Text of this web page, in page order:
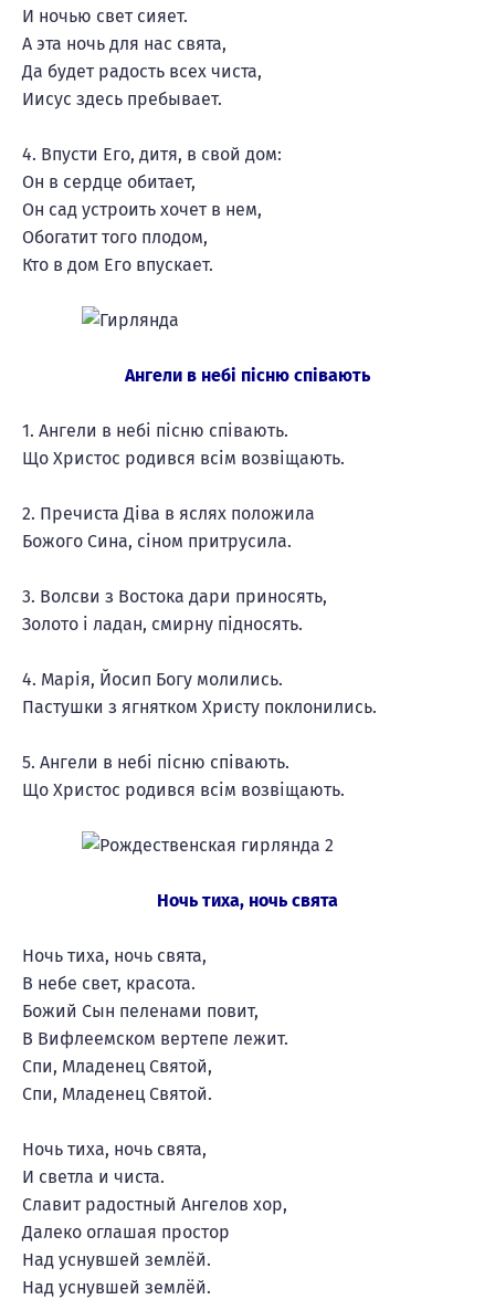
И ночью свет сияет.
А эта ночь для нас свята,
Да будет радость всех чиста,
Иисус здесь пребывает.
4. Впусти Его, дитя, в свой дом:
Он в сердце обитает,
Он сад устроить хочет в нем,
Обогатит того плодом,
Кто в дом Его впускает.
Ангели в небі пісню співають
1. Ангели в небі пісню співають.
Що Христос родився всім возвіщають.
2. Пречиста Діва в яслях положила
Божого Сина, сіном притрусила.
3. Волсви з Востока дари приносять,
Золото і ладан, смирну підносять.
4. Марія, Йосип Богу молились.
Пастушки з ягнятком Христу поклонились.
5. Ангели в небі пісню співають.
Що Христос родився всім возвіщають.
Ночь тиха, ночь свята
Ночь тиха, ночь свята,
В небе свет, красота.
Божий Сын пеленами повит,
В Вифлеемском вертепе лежит.
Спи, Младенец Святой,
Спи, Младенец Святой.
Ночь тиха, ночь свята,
И светла и чиста.
Славит радостный Ангелов хор,
Далеко оглашая простор
Над уснувшей землёй.
Над уснувшей землёй.